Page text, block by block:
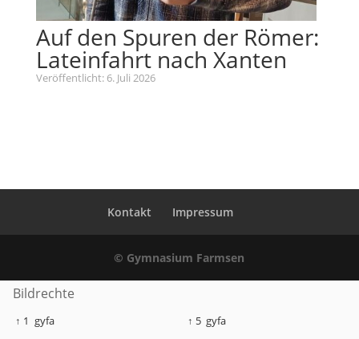
Auf den Spuren der Römer:
Lateinfahrt nach Xanten
Veröffentlicht: 6. Juli 2026
Kontakt Impressum
© Gymnasium Farmsen
Bildrechte
↑ 1 gyfa
↑ 5 gyfa